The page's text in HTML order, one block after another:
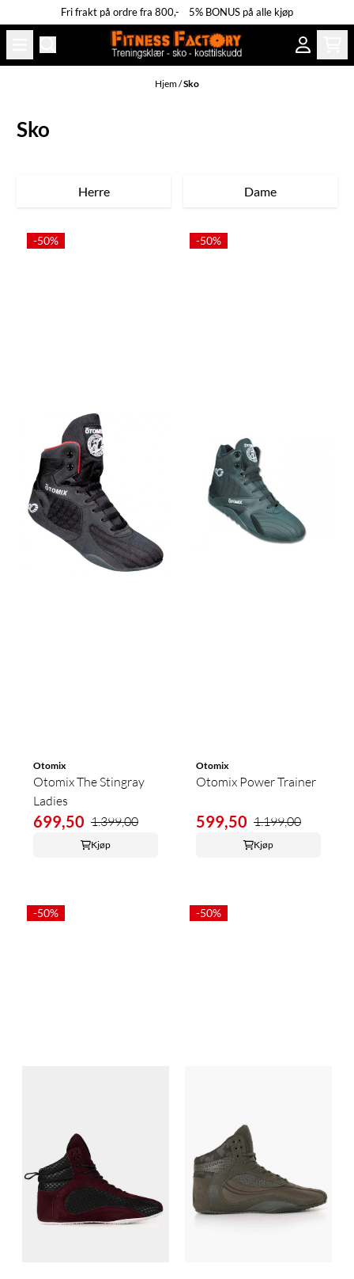
Hopp til innholdFri frakt på ordre fra 800,- 5% BONUS på alle kjøp
Hjem/Sko
Sko
Herre Dame
-50%
Otomix
Otomix The Stingray
Ladies
699,50 1.399,00
Kjøp
-50%
Otomix
Otomix Power Trainer
599,50 1.199,00
Kjøp
-50% -50%